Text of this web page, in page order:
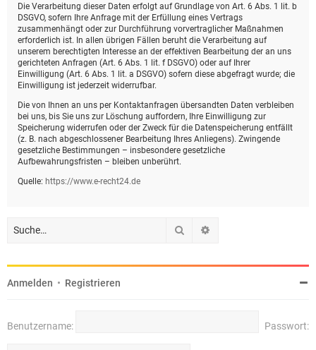
Die Verarbeitung dieser Daten erfolgt auf Grundlage von Art. 6 Abs. 1 lit. b
DSGVO, sofern Ihre Anfrage mit der Erfüllung eines Vertrags
zusammenhängt oder zur Durchführung vorvertraglicher Maßnahmen
erforderlich ist. In allen übrigen Fällen beruht die Verarbeitung auf
unserem berechtigten Interesse an der effektiven Bearbeitung der an uns
gerichteten Anfragen (Art. 6 Abs. 1 lit. f DSGVO) oder auf Ihrer
Einwilligung (Art. 6 Abs. 1 lit. a DSGVO) sofern diese abgefragt wurde; die
Einwilligung ist jederzeit widerrufbar.
Die von Ihnen an uns per Kontaktanfragen übersandten Daten verbleiben
bei uns, bis Sie uns zur Löschung auffordern, Ihre Einwilligung zur
Speicherung widerrufen oder der Zweck für die Datenspeicherung entfällt
(z. B. nach abgeschlossener Bearbeitung Ihres Anliegens). Zwingende
gesetzliche Bestimmungen – insbesondere gesetzliche
Aufbewahrungsfristen – bleiben unberührt.
Quelle: https://www.e-recht24.de
Suche
Anmelden • Registrieren
Benutzername: Passwort: